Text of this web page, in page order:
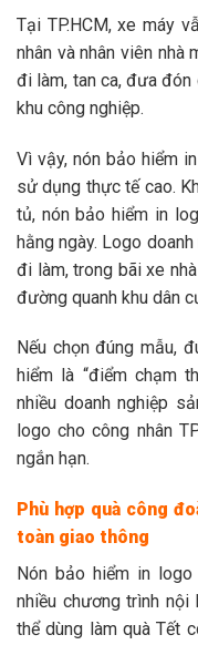
Tại TP.HCM, xe máy
nhân và nhân viên nhà
đi làm, tan ca, đưa đón
khu công nghiệp.
Vì vậy, nón bảo hiểm
sử dụng thực tế cao.
tủ, nón bảo hiểm in
hằng ngày. Logo
đi làm, trong bãi xe
đường quanh khu dân
Nếu chọn đúng mẫu,
hiểm là “điểm chạm
nhiều doanh nghiệp
logo cho công nhân
ngắn hạn.
Phù hợp quà công
toàn giao thông
Nón bảo hiểm in
nhiều chương trình nội
thể dùng làm quà Tết